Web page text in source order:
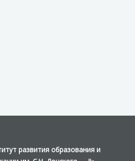
развития образования и